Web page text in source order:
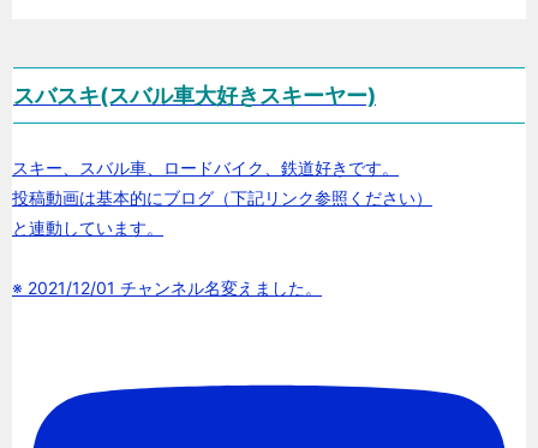
スバスキ(スバル車大好きスキーヤー)
スキー、スバル車、ロードバイク、鉄道好きです。
投稿動画は基本的にブログ（下記リンク参照ください）
と連動しています。
※ 2021/12/01 チャンネル名変えました。